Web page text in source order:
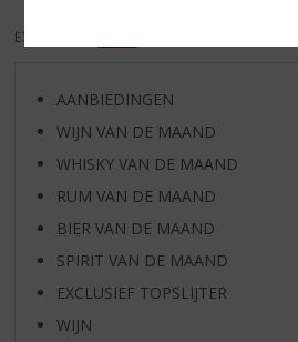
EXCL. BTW
AANBIEDINGEN
WIJN VAN DE MAAND
WHISKY VAN DE MAAND
RUM VAN DE MAAND
BIER VAN DE MAAND
SPIRIT VAN DE MAAND
EXCLUSIEF TOPSLIJTER
WIJN